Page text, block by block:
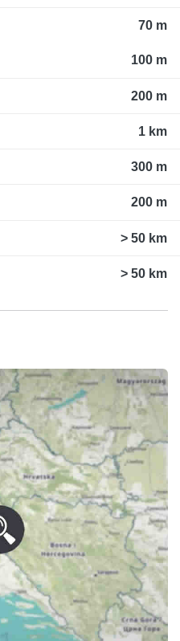
70 m
100 m
200 m
1 km
300 m
200 m
> 50 km
> 50 km